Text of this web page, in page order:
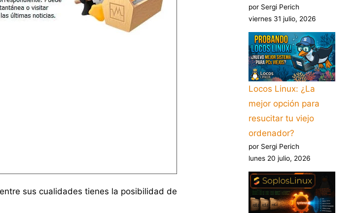
sus cualidades tienes la posibilidad de
por Sergi Perich
viernes 31 julio, 2026
Locos Linux: ¿La
mejor opción para
resucitar tu viejo
ordenador?
por Sergi Perich
lunes 20 julio, 2026